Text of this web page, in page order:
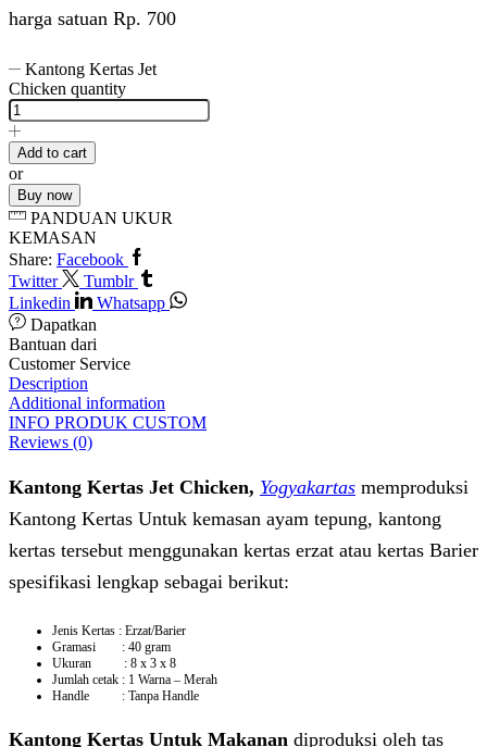
harga satuan Rp. 700
Kantong Kertas Jet
Chicken quantity
Add to cart
or
Buy now
PANDUAN UKUR
KEMASAN
Share: Facebook
Twitter
Tumblr
Linkedin
Whatsapp
Dapatkan
Bantuan dari
Customer Service
Description
Additional information
INFO PRODUK CUSTOM
Reviews (0)
Kantong Kertas Jet Chicken, Yogyakartas memproduksi
Kantong Kertas Untuk kemasan ayam tepung, kantong
kertas tersebut menggunakan kertas erzat atau kertas Barier
spesifikasi lengkap sebagai berikut:
Jenis Kertas : Erzat/Barier
Gramasi : 40 gram
Ukuran : 8 x 3 x 8
Jumlah cetak : 1 Warna – Merah
Handle : Tanpa Handle
Kantong Kertas Untuk Makanan diproduksi oleh tas